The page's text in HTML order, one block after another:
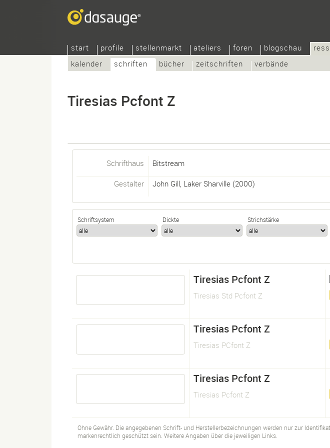
start profile stellenmarkt ateliers foren blogschau
kalender
schriften bücher zeitschriften verbände
Tiresias Pcfont Z
Schrifthaus Bitstream
Gestalter John Gill, Laker Sharville(2000)
Schriftsystem Dickte Strichstärke
Tiresias Pcfont Z
Tiresias Std Pcfont Z
Tiresias Pcfont Z
Tiresias PCfont Z
Tiresias Pcfont Z
Tiresias Pcfont Z
Ohne Gewähr. Die angegebenen Schrift- und Herstellerbezeichnungen werden nur zur
markenrechtlich geschützt sein. Weitere Angaben über die jeweiligen Links.